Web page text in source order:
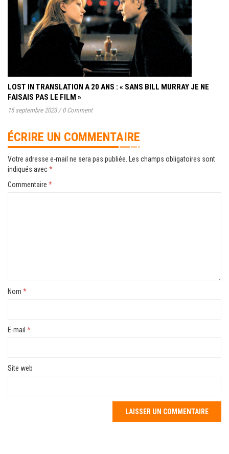
LOST IN TRANSLATION A 20 ANS : « SANS BILL MURRAY JE NE
FAISAIS PAS LE FILM »
15 septembre 2023 / 0 Comment
ÉCRIRE UN COMMENTAIRE
Votre adresse e-mail ne sera pas publiée.
Les champs obligatoires sont
indiqués avec*
Commentaire *
Nom *
E-mail *
Site web